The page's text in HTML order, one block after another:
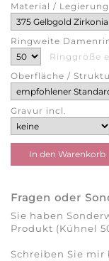
Material / Legierung
Ringweite
Ringgröße
Oberfläche /
Gravur incl.
Fragen oder
Sie haben
Produkt (Kühnel
Schreiben Sie